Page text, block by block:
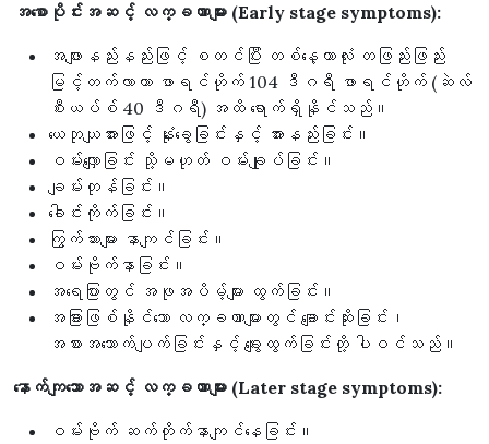
အစောပိုင်းအဆင့် လက္ခဏာများ (Early stage symptoms):
အဖျားနည်းနည်းဖြင့် စတင်ပြီး တစ်နေ့တာလုံး တဖြည်းဖြည်း
မြင့်တက်လာကာ ဖာရင်ဟိုက် 104 ဒီဂရီ ဖာရင်ဟိုက် (ဆဲလ်
စီးယပ်စ် 40 ဒီဂရီ) အထိ ရောက်ရှိနိုင်သည်။
ယေဘုယျအားဖြင့် နုံးခွေခြင်းနှင့် အားနည်းခြင်း။
ဝမ်းလျှောခြင်း သို့မဟုတ် ဝမ်းချုပ်ခြင်း။
ချမ်းတုန်ခြင်း။
ခေါင်းကိုက်ခြင်း။
ကြွက်သားများ နာကျင်ခြင်း။
ဝမ်းဗိုက်နာခြင်း။
အရေပြားတွင် အဖုအပိမ့်များ ထွက်ခြင်း။
အခြားဖြစ်နိုင်သော လက္ခဏာများတွင် ချောင်းဆိုးခြင်း၊
အစားအသောက်ပျက်ခြင်းနှင့် ချွေးထွက်ခြင်းတို့ ပါဝင်သည်။
နောက်ကျသောအဆင့် လက္ခဏာများ (Later stage symptoms):
ဝမ်းဗိုက် ဆက်တိုက်နာကျင်နေခြင်း။